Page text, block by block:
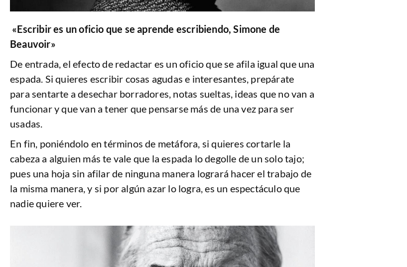
«Escribir es un oficio que se aprende escribiendo, Simone de
Beauvoir»
De entrada, el efecto de redactar es un oficio que se afila igual que una
espada. Si quieres escribir cosas agudas e interesantes, prepárate
para sentarte a desechar borradores, notas sueltas, ideas que no van a
funcionar y que van a tener que pensarse más de una vez para ser
usadas.
En fin, poniéndolo en términos de metáfora, si quieres cortarle la
cabeza a alguien más te vale que la espada lo degolle de un solo tajo;
pues una hoja sin afilar de ninguna manera logrará hacer el trabajo de
la misma manera, y si por algún azar lo logra, es un espectáculo que
nadie quiere ver.